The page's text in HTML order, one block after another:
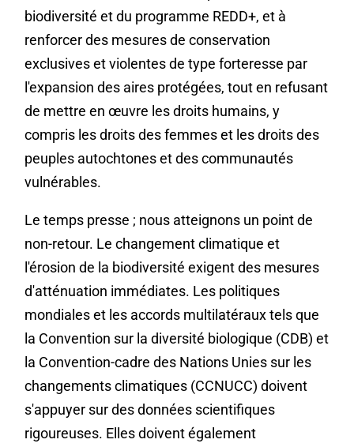
biodiversité et du programme REDD+, et à
renforcer des mesures de conservation
exclusives et violentes de type forteresse par
l'expansion des aires protégées, tout en refusant
de mettre en œuvre les droits humains, y
compris les droits des femmes et les droits des
peuples autochtones et des communautés
vulnérables.
Le temps presse ; nous atteignons un point de
non-retour. Le changement climatique et
l'érosion de la biodiversité exigent des mesures
d'atténuation immédiates. Les politiques
mondiales et les accords multilatéraux tels que
la Convention sur la diversité biologique (CDB) et
la Convention-cadre des Nations Unies sur les
changements climatiques (CCNUCC) doivent
s'appuyer sur des données scientifiques
rigoureuses. Elles doivent également